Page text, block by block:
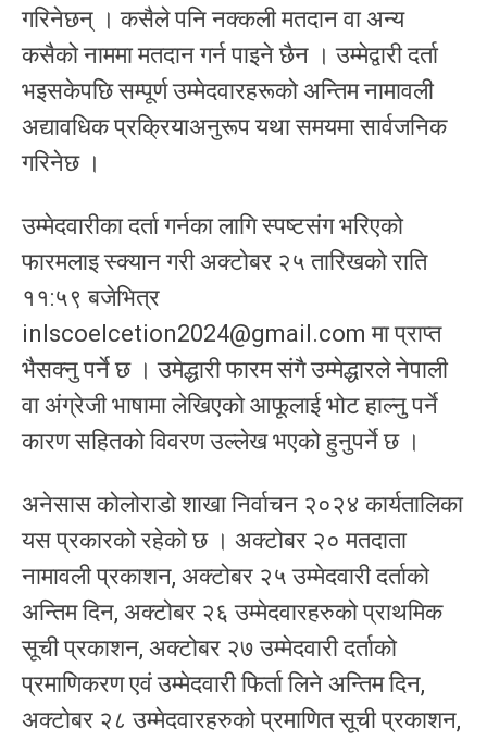
गरिनेछन् । कसैले पनि नक्कली मतदान वा अन्य
कसैको नाममा मतदान गर्न पाइने छैन । उम्मेद्वारी दर्ता
भइसकेपछि सम्पूर्ण उम्मेदवारहरूको अन्तिम नामावली
अद्यावधिक प्रक्रियाअनुरूप यथा समयमा सार्वजनिक
गरिनेछ ।
उम्मेदवारीका दर्ता गर्नका लागि स्पष्टसंग भरिएको
फारमलाइ स्क्यान गरी अक्टोबर २५ तारिखको राति
११:५९ बजेभित्र
inlscoelcetion2024@gmail.com मा प्राप्त
भैसक्नु पर्ने छ । उमेद्धारी फारम संगै उम्मेद्धारले नेपाली
वा अंग्रेजी भाषामा लेखिएको आफूलाई भोट हाल्नु पर्ने
कारण सहितको विवरण उल्लेख भएको हुनुपर्ने छ ।
अनेसास कोलोराडो शाखा निर्वाचन २०२४ कार्यतालिका
यस प्रकारको रहेको छ । अक्टोबर २० मतदाता
नामावली प्रकाशन, अक्टोबर २५ उम्मेदवारी दर्ताको
अन्तिम दिन, अक्टोबर २६ उम्मेदवारहरुको प्राथमिक
सूची प्रकाशन, अक्टोबर २७ उम्मेदवारी दर्ताको
प्रमाणिकरण एवं उम्मेदवारी फिर्ता लिने अन्तिम दिन,
अक्टोबर २८ उम्मेदवारहरुको प्रमाणित सूची प्रकाशन,